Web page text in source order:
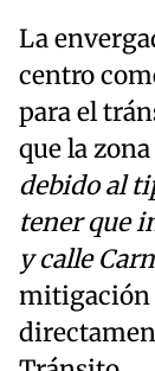
La
centro
para el
que la
debido al
tener que
y calle
mitigación